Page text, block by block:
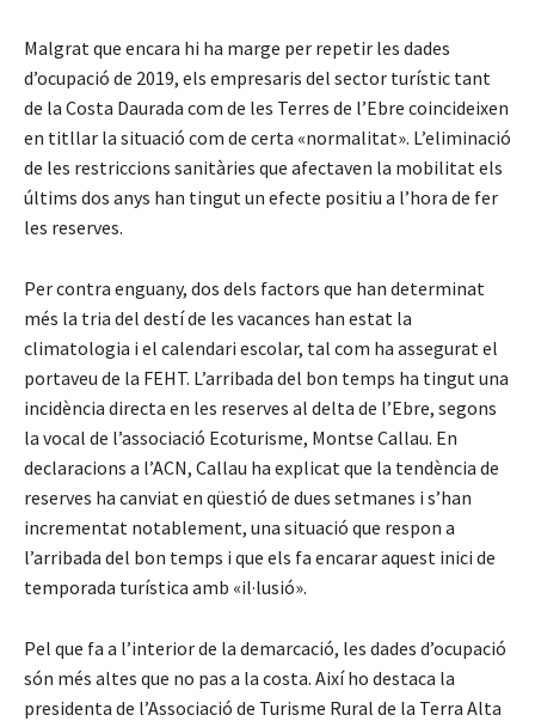
Malgrat que encara hi ha marge per repetir les dades
d’ocupació de 2019, els empresaris del sector turístic tant
de la Costa Daurada com de les Terres de l’Ebre coincideixen
en titllar la situació com de certa «normalitat». L’eliminació
de les restriccions sanitàries que afectaven la mobilitat els
últims dos anys han tingut un efecte positiu a l’hora de fer
les reserves.
Per contra enguany, dos dels factors que han determinat
més la tria del destí de les vacances han estat la
climatologia i el calendari escolar, tal com ha assegurat el
portaveu de la FEHT. L’arribada del bon temps ha tingut una
incidència directa en les reserves al delta de l’Ebre, segons
la vocal de l’associació Ecoturisme, Montse Callau. En
declaracions a l’ACN, Callau ha explicat que la tendència de
reserves ha canviat en qüestió de dues setmanes i s’han
incrementat notablement, una situació que respon a
l’arribada del bon temps i que els fa encarar aquest inici de
temporada turística amb «il·lusió».
Pel que fa a l’interior de la demarcació, les dades d’ocupació
són més altes que no pas a la costa. Així ho destaca la
presidenta de l’Associació de Turisme Rural de la Terra Alta